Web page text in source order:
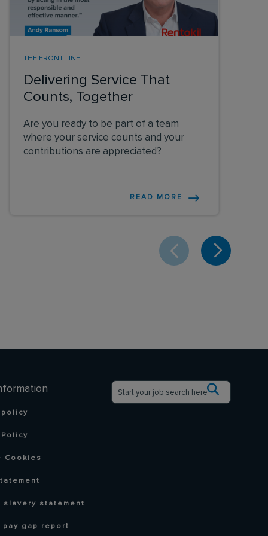
Delivering Service That
Counts, Together
THE FRONT LINE
Are you ready to be part of a team
where your service counts and your
contributions are appreciated?
READ MORE
policy
Cookies
slavery statement
pay gap report